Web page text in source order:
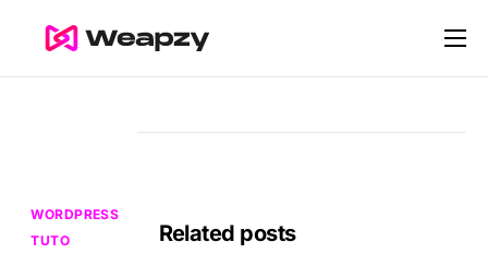
Nos services
Blog
WORDPRESS
TUTO
Related posts